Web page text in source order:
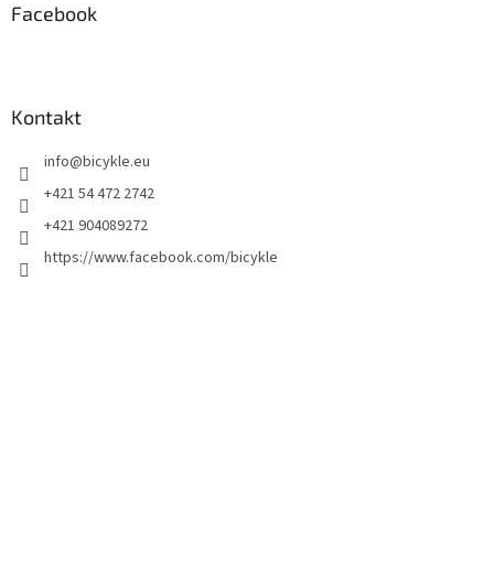
Facebook
Kontakt
info@bicykle.eu
+421 54 472 2742
+421 904089272
https://www.facebook.com/bicykle